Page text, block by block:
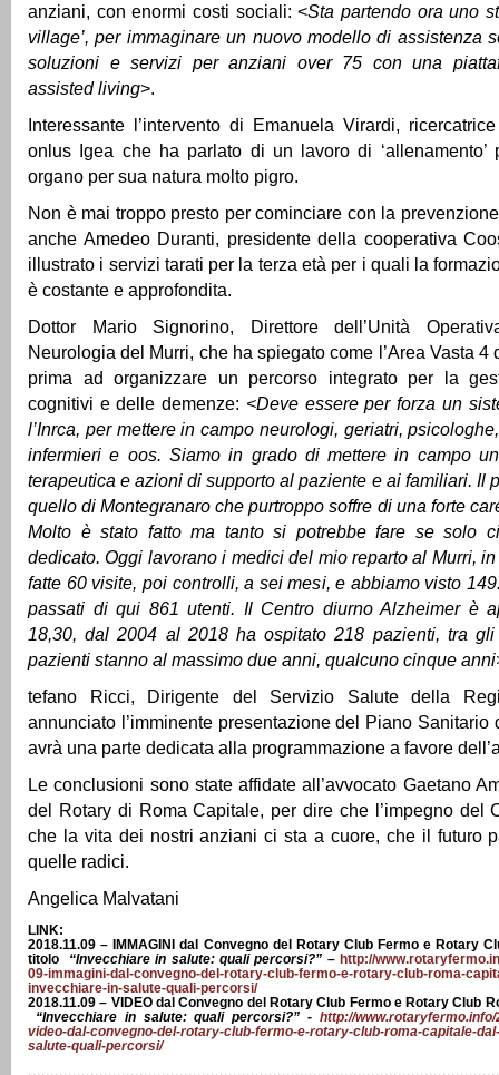
anziani, con enormi costi sociali: <Sta partendo ora uno
village’, per immaginare un nuovo modello di assistenza
soluzioni e servizi per anziani over 75 con una
assisted living>.
Interessante l’intervento di Emanuela Virardi,
onlus Igea che ha parlato di un lavoro di ‘allenamento’
organo per sua natura molto pigro.
Non è mai troppo presto per cominciare con la
anche Amedeo Duranti, presidente della cooperativa
illustrato i servizi tarati per la terza età per i quali la
è costante e approfondita.
Dottor Mario Signorino, Direttore dell’Unità
Neurologia del Murri, che ha spiegato come l’Area Vasta 4
prima ad organizzare un percorso integrato per la
cognitivi e delle demenze: <Deve essere per forza un
l’Inrca, per mettere in campo neurologi, geriatri,
infermieri e oos. Siamo in grado di mettere in campo
terapeutica e azioni di supporto al paziente e ai familiari. Il
quello di Montegranaro che purtroppo soffre di una forte
Molto è stato fatto ma tanto si potrebbe fare se solo
dedicato. Oggi lavorano i medici del mio reparto al Murri,
fatte 60 visite, poi controlli, a sei mesi, e abbiamo visto
passati di qui 861 utenti. Il Centro diurno Alzheimer è
18,30, dal 2004 al 2018 ha ospitato 218 pazienti, tra
pazienti stanno al massimo due anni, qualcuno cinque
tefano Ricci, Dirigente del Servizio Salute della
annunciato l’imminente presentazione del Piano Sanitario
avrà una parte dedicata alla programmazione a favore
Le conclusioni sono state affidate all’avvocato Gaetano
del Rotary di Roma Capitale, per dire che l’impegno del
che la vita dei nostri anziani ci sta a cuore, che il futuro
quelle radici.
Angelica Malvatani
LINK:
2018.11.09 – IMMAGINI dal Convegno del Rotary Club Fermo e Rotary
titolo “Invecchiare in salute: quali percorsi?” – http://
09-immagini-dal-convegno-del-rotary-club-fermo-e-rotary-club-roma-
invecchiare-in-salute-quali-percorsi/
2018.11.09 – VIDEO dal Convegno del Rotary Club Fermo e Rotary Club
“Invecchiare in salute: quali percorsi?” -http://www.rotaryfermo.info/
video-dal-convegno-del-rotary-club-fermo-e-rotary-club-roma-capitale-
salute-quali-percorsi/